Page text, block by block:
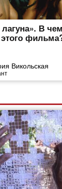
В чем
Викольская